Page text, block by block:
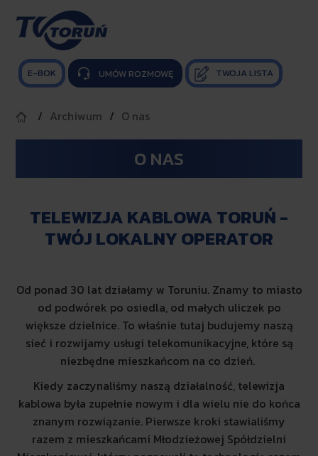
E-BOK  UMÓW ROZMOWĘ TWOJA LISTA
Archiwum O nas
O NAS
TELEWIZJA KABLOWA TORUŃ -
TWÓJ LOKALNY OPERATOR
Od ponad 30 lat działamy w Toruniu. Znamy to miasto
od podwórek po osiedla, od małych uliczek po
większe dzielnice. To właśnie tutaj budujemy naszą
sieć i rozwijamy usługi telekomunikacyjne, które są
niezbędne mieszkańcom na co dzień.
Kiedy zaczynaliśmy naszą działalność, telewizja
kablowa była zupełnie nowym i dla wielu nie do końca
znanym rozwiązanie. Pierwsze kroki stawialiśmy
razem z mieszkańcami Młodzieżowej Spółdzielni